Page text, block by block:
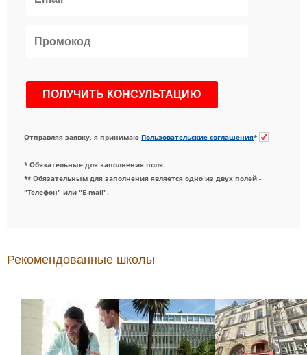
Отправляя заявку, я принимаю Пользовательские соглашения*
* Обязательные для заполнения поля.
** Обязательным для заполнения является одно из двух полей -
"Телефон" или "E-mail".
Рекомендованные школы